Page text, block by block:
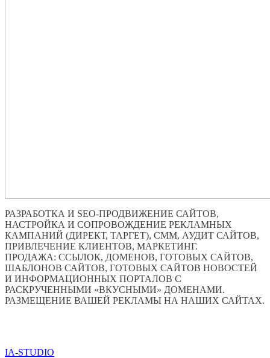
РАЗРАБОТКА И SEO-ПРОДВИЖЕНИЕ САЙТОВ,
НАСТРОЙКА И СОПРОВОЖДЕНИЕ РЕКЛАМНЫХ
КАМПАНИЙ (ДИРЕКТ, ТАРГЕТ), СММ, АУДИТ САЙТОВ,
ПРИВЛЕЧЕНИЕ КЛИЕНТОВ, МАРКЕТИНГ.
ПРОДАЖА: ССЫЛОК, ДОМЕНОВ, ГОТОВЫХ САЙТОВ,
ШАБЛОНОВ САЙТОВ, ГОТОВЫХ САЙТОВ НОВОСТЕЙ
И ИНФОРМАЦИОННЫХ ПОРТАЛОВ С
РАСКРУЧЕННЫМИ «ВКУСНЫМИ» ДОМЕНАМИ.
РАЗМЕЩЕНИЕ ВАШЕЙ РЕКЛАМЫ НА НАШИХ САЙТАХ.
IA-STUDIO